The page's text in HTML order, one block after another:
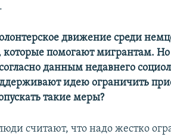
движение среди
помогают мигрантам.
данным недавнего
идею ограничить
такие меры?
считают, что надо жестко